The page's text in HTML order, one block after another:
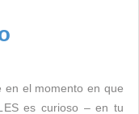
en el momento en que
es curioso – en tu